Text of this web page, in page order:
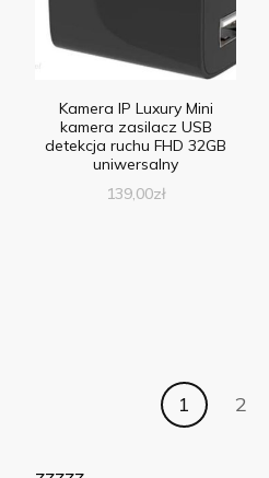
Kamera IP Luxury Mini
kamera zasilacz USB
detekcja ruchu FHD 32GB
uniwersalny
139,00zł
1 2